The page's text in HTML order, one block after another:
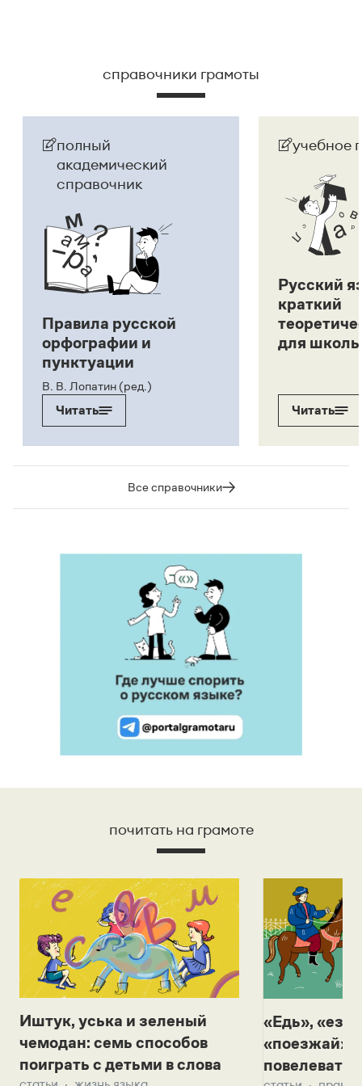
справочники грамоты
полный
академический
справочник
Правила русской
орфографии и
пунктуации
В. В. Лопатин (ред.)
Читать
учебное
Русский
краткий
для
Читать
Все справочники
почитать на грамоте
Иштук, уська и зеленый
чемодан: семь способов
поиграть с детьми в слова
«Едь»,
«поезжай»?
повелевать